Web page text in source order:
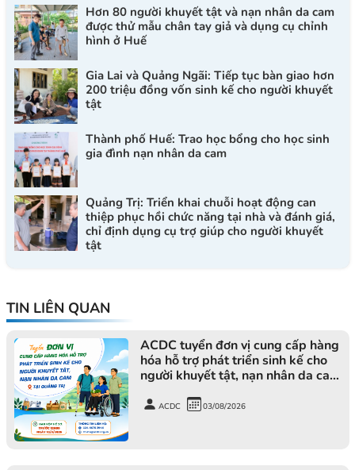
Hơn 80 người khuyết tật và nạn nhân da cam
được thử mẫu chân tay giả và dụng cụ chỉnh
hình ở Huế
Gia Lai và Quảng Ngãi: Tiếp tục bàn giao hơn
200 triệu đồng vốn sinh kế cho người khuyết
tật
Thành phố Huế: Trao học bổng cho học sinh
gia đình nạn nhân da cam
Quảng Trị: Triển khai chuỗi hoạt động can
thiệp phục hồi chức năng tại nhà và đánh giá,
chỉ định dụng cụ trợ giúp cho người khuyết
tật
TIN LIÊN QUAN
ACDC tuyển đơn vị cung cấp hàng
hóa hỗ trợ phát triển sinh kế cho
người khuyết tật, nạn nhân da cam
ACDC 03/08/2026